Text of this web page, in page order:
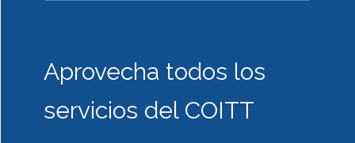
Aprovecha todos los
servicios del COITT